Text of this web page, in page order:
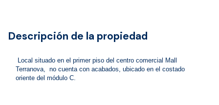
Descripción de la propiedad
Terranova,  no cuenta con acabados, ubicado en el costado
oriente del módulo C.